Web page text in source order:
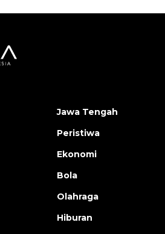
Jawa Tengah
Peristiwa
Ekonomi
Bola
Olahraga
Hiburan